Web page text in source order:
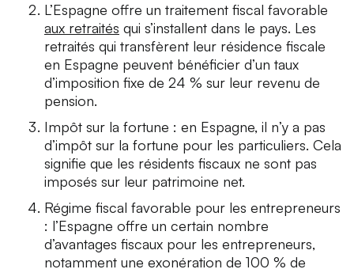
L’Espagne offre un traitement fiscal favorable
aux retraités qui s’installent dans le pays. Les
retraités qui transfèrent leur résidence fiscale
en Espagne peuvent bénéficier d’un taux
d’imposition fixe de 24 % sur leur revenu de
pension.
Impôt sur la fortune : en Espagne, il n’y a pas
d’impôt sur la fortune pour les particuliers. Cela
signifie que les résidents fiscaux ne sont pas
imposés sur leur patrimoine net.
Régime fiscal favorable pour les entrepreneurs
: l’Espagne offre un certain nombre
d’avantages fiscaux pour les entrepreneurs,
notamment une exonération de 100 % de